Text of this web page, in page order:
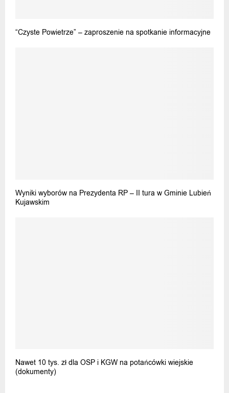
“Czyste Powietrze” – zaproszenie na spotkanie informacyjne
Wyniki wyborów na Prezydenta RP – II tura w Gminie Lubień
Kujawskim
Nawet 10 tys. zł dla OSP i KGW na potańcówki wiejskie
(dokumenty)